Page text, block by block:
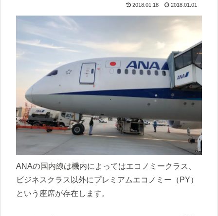
2018.01.18 2018.01.01
ANAの国内線は機内によってはエコノミークラス、
ビジネスクラス以外にプレミアムエコノミー（PY）
という座席が存在します。